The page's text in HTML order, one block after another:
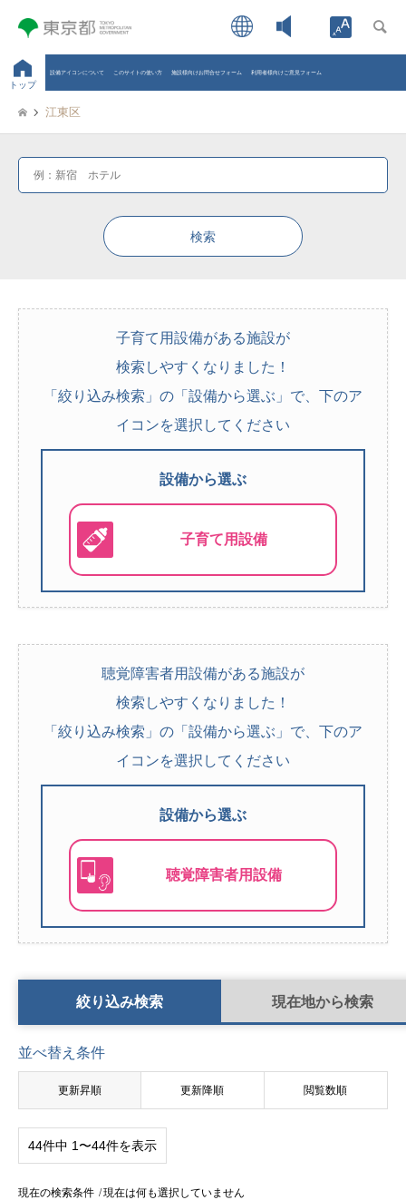
Open
トップ
設備アイコンについて このサイトの使い方 施設様向けお問合せフォーム 利用者様向けご意見フォーム
江東区
子育て用設備がある施設が
検索しやすくなりました！
「絞り込み検索」の「設備から選ぶ」で、下のア
イコンを選択してください
設備から選ぶ
子育て用設備
聴覚障害者用設備がある施設が
検索しやすくなりました！
「絞り込み検索」の「設備から選ぶ」で、下のア
イコンを選択してください
設備から選ぶ
聴覚障害者用設備
絞り込み検索 現在地から検索
並べ替え条件
更新昇順 更新降順 閲覧数順
44件中 1〜44件を表示
現在の検索条件 現在は何も選択していません